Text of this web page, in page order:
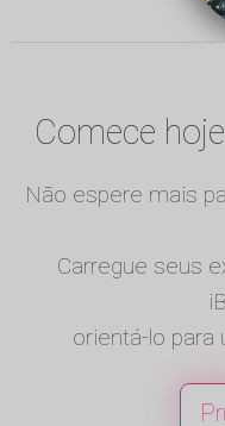
Comece
Não espere mais
Carregue seus
orientá-lo para